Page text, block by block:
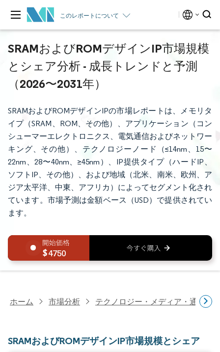
このレポートについて
SRAMおよびROMデザインIP市場規模
とシェア分析 - 成長トレンドと予測
（2026〜2031年）
SRAMおよびROMデザインIPの市場レポートは、メモリタ
イプ（SRAM、ROM、その他）、アプリケーション（コン
シューマーエレクトロニクス、電気通信およびネットワー
キング、その他）、テクノロジーノード（≤14nm、15〜
22nm、28〜40nm、≥45nm）、IP提供タイプ（ハードIP、
ソフトIP、その他）、および地域（北米、南米、欧州、ア
ジア太平洋、中東、アフリカ）によってセグメント化され
ています。市場予測は金額ベース（USD）で提供されてい
ます。
4750
ホーム 市場分析 テクノロジー・メディア・通信研
SRAMおよびROMデザインIP市場規模とシェア